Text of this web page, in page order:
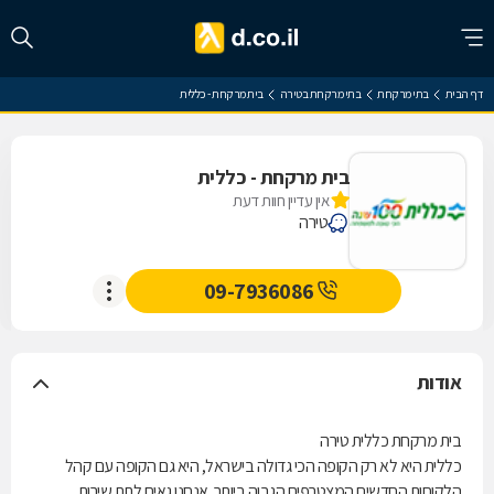
דף הבית בתי מרקחת בתי מרקחת בטירה בית מרקחת - כללית
בית מרקחת - כללית
אין עדיין חוות דעת
טירה
09-7936086
אודות
בית מרקחת כללית טירה
כללית היא לא רק הקופה הכי גדולה בישראל, היא גם הקופה עם קהל